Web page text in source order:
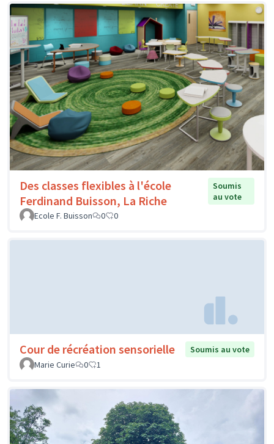
Des classes flexibles à l'école
Ferdinand Buisson, La Riche
Soumis
au vote
Ecole F. Buisson
0 0
Cour de récréation sensorielle
Soumis au vote
Marie Curie
0 1